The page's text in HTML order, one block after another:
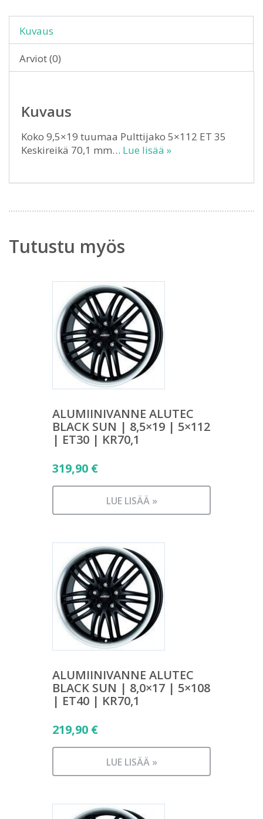
Kuvaus
Arviot (0)
Kuvaus
Koko 9,5×19 tuumaa Pulttijako 5×112 ET 35
Keskireikä 70,1 mm… Lue lisää »
Tutustu myös
ALUMIINIVANNE ALUTEC
BLACK SUN | 8,5×19 | 5×112
| ET30 | KR70,1
319,90 €
LUE LISÄÄ »
ALUMIINIVANNE ALUTEC
BLACK SUN | 8,0×17 | 5×108
| ET40 | KR70,1
219,90 €
LUE LISÄÄ »